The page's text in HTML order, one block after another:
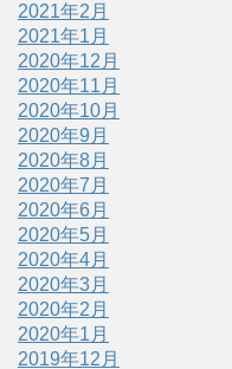
2021年2月
2021年1月
2020年12月
2020年11月
2020年10月
2020年9月
2020年8月
2020年7月
2020年6月
2020年5月
2020年4月
2020年3月
2020年2月
2020年1月
2019年12月